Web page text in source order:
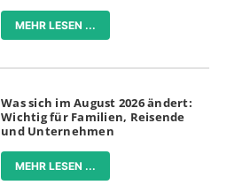
MEHR LESEN ...
Was sich im August 2026 ändert:
Wichtig für Familien, Reisende
und Unternehmen
MEHR LESEN ...